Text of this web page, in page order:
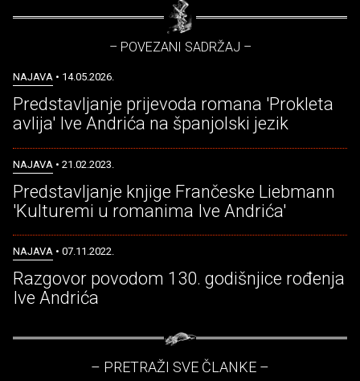
– POVEZANI SADRŽAJ –
NAJAVA • 14.05.2026.
Predstavljanje prijevoda romana 'Prokleta
avlija' Ive Andrića na španjolski jezik
NAJAVA • 21.02.2023.
Predstavljanje knjige Frančeske Liebmann
'Kulturemi u romanima Ive Andrića'
NAJAVA • 07.11.2022.
Razgovor povodom 130. godišnjice rođenja
Ive Andrića
– PRETRAŽI SVE ČLANKE –